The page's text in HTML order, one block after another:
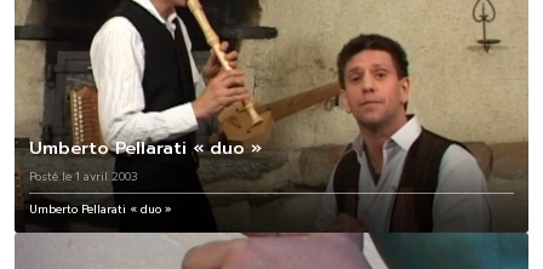
Umberto Pellarati « duo »
Posté le 1 avril 2003
Umberto Pellarati « duo »